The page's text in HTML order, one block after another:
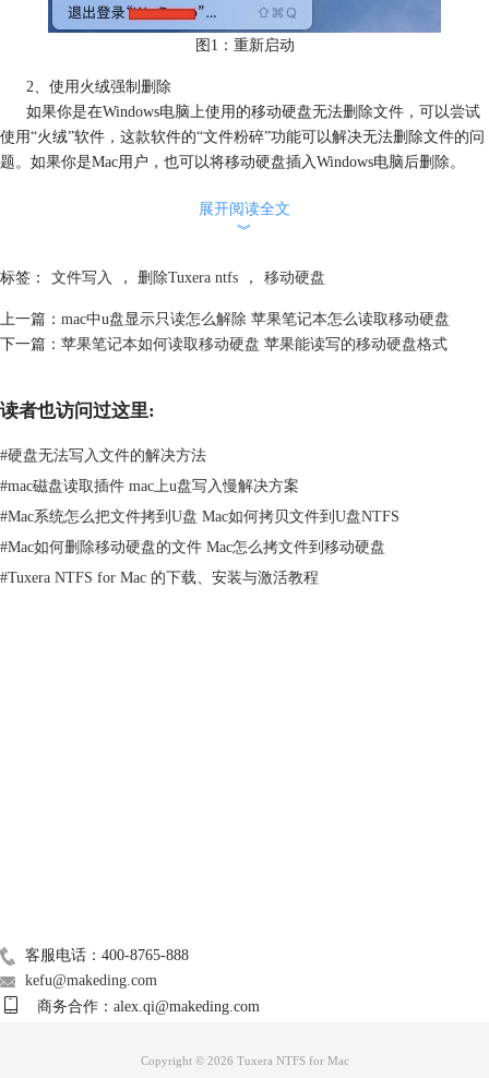
图1：重新启动
2、使用火绒强制删除
如果你是在Windows电脑上使用的移动硬盘无法删除文件，可以尝试
使用“火绒”软件，这款软件的“文件粉碎”功能可以解决无法删除文件的问
题。如果你是Mac用户，也可以将移动硬盘插入Windows电脑后删除。
Mac系统为了防止文件被误删，提供了锁定文件的功能。如图3所示，
如果此处勾选了“已锁定”文件也是无法删除的。想要解除锁定也很简单，
右击查看简介后，取消勾选即可。
展开阅读全文
︾
标签： 文件写入 ， 删除Tuxera ntfs ， 移动硬盘
上一篇： mac中u盘显示只读怎么解除 苹果笔记本怎么读取移动硬盘
下一篇： 苹果笔记本如何读取移动硬盘 苹果能读写的移动硬盘格式
读者也访问过这里:
#硬盘无法写入文件的解决方法
#mac磁盘读取插件 mac上u盘写入慢解决方案
#Mac系统怎么把文件拷到U盘 Mac如何拷贝文件到U盘NTFS
#Mac如何删除移动硬盘的文件 Mac怎么拷文件到移动硬盘
#Tuxera NTFS for Mac 的下载、安装与激活教程
客服电话：400-8765-888
kefu@makeding.com
商务合作：alex.qi@makeding.com
Copyright © 2026 Tuxera NTFS for Mac